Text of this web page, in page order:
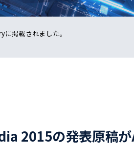
掲載されました。
2015の発表原稿